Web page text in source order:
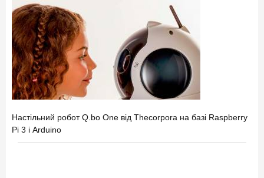
Настільний робот Q.bo One від Thecorpora на базі Raspberry
Pi 3 і Arduino